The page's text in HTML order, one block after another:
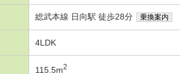
総武本線 日向駅 徒歩28分 乗換案内
4LDK
115.5m2